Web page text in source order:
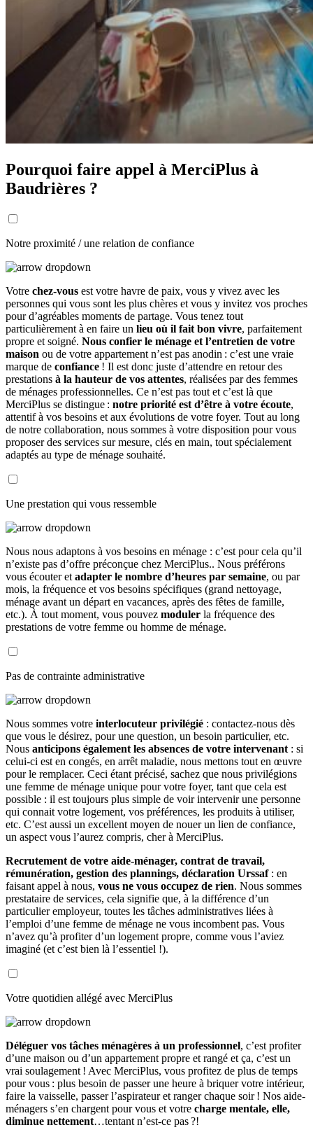
Pourquoi faire appel à MerciPlus à
Baudrières ?
Notre proximité / une relation de confiance
Votre chez-vous est votre havre de paix, vous y vivez avec les
personnes qui vous sont les plus chères et vous y invitez vos proches
pour d’agréables moments de partage. Vous tenez tout
particulièrement à en faire un lieu où il fait bon vivre, parfaitement
propre et soigné. Nous confier le ménage et l’entretien de votre
maison ou de votre appartement n’est pas anodin : c’est une vraie
marque de confiance ! Il est donc juste d’attendre en retour des
prestations à la hauteur de vos attentes, réalisées par des femmes
de ménages professionnelles. Ce n’est pas tout et c’est là que
MerciPlus se distingue : notre priorité est d’être à votre écoute,
attentif à vos besoins et aux évolutions de votre foyer. Tout au long
de notre collaboration, nous sommes à votre disposition pour vous
proposer des services sur mesure, clés en main, tout spécialement
adaptés au type de ménage souhaité.
Une prestation qui vous ressemble
Nous nous adaptons à vos besoins en ménage : c’est pour cela qu’il
n’existe pas d’offre préconçue chez MerciPlus.. Nous préférons
vous écouter et adapter le nombre d’heures par semaine, ou par
mois, la fréquence et vos besoins spécifiques (grand nettoyage,
ménage avant un départ en vacances, après des fêtes de famille,
etc.). À tout moment, vous pouvez moduler la fréquence des
prestations de votre femme ou homme de ménage.
Pas de contrainte administrative
Nous sommes votre interlocuteur privilégié : contactez-nous dès
que vous le désirez, pour une question, un besoin particulier, etc.
Nous anticipons également les absences de votre intervenant : si
celui-ci est en congés, en arrêt maladie, nous mettons tout en œuvre
pour le remplacer. Ceci étant précisé, sachez que nous privilégions
une femme de ménage unique pour votre foyer, tant que cela est
possible : il est toujours plus simple de voir intervenir une personne
qui connait votre logement, vos préférences, les produits à utiliser,
etc. C’est aussi un excellent moyen de nouer un lien de confiance,
un aspect vous l’aurez compris, cher à MerciPlus.
Recrutement de votre aide-ménager, contrat de travail,
rémunération, gestion des plannings, déclaration Urssaf: en
faisant appel à nous, vous ne vous occupez de rien. Nous sommes
prestataire de services, cela signifie que, à la différence d’un
particulier employeur, toutes les tâches administratives liées à
l’emploi d’une femme de ménage ne vous incombent pas. Vous
n’avez qu’à profiter d’un logement propre, comme vous l’aviez
imaginé (et c’est bien là l’essentiel !).
Votre quotidien allégé avec MerciPlus
Déléguer vos tâches ménagères à un professionnel, c’est profiter
d’une maison ou d’un appartement propre et rangé et ça, c’est un
vrai soulagement ! Avec MerciPlus, vous profitez de plus de temps
pour vous : plus besoin de passer une heure à briquer votre intérieur,
faire la vaisselle, passer l’aspirateur et ranger chaque soir ! Nos aide-
ménagers s’en chargent pour vous et votre charge mentale, elle,
diminue nettement…tentant n’est-ce pas ?!